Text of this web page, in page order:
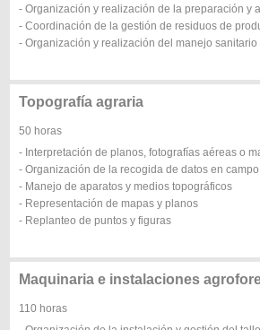
- Organización y realización de la preparación y
- Coordinación de la gestión de residuos de
- Organización y realización del manejo
Topografía agraria
50 horas
- Interpretación de planos, fotografías aéreas o
- Organización de la recogida de datos en campo
- Manejo de aparatos y medios topográficos
- Representación de mapas y planos
- Replanteo de puntos y figuras
Maquinaria e instalaciones
110 horas